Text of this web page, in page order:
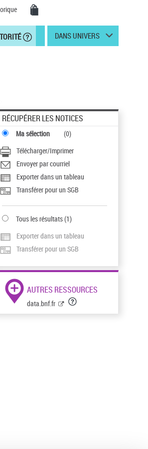
DANS UNIVERS
RÉCUPÉRER LES NOTICES
Ma sélection (0)
Télécharger/Imprimer
Envoyer par courriel
Exporter dans un tableau
Transférer pour un SGB
Tous les résultats(1)
Exporter dans un tableau
Transférer pour un SGB
AUTRES RESSOURCES
data.bnf.fr